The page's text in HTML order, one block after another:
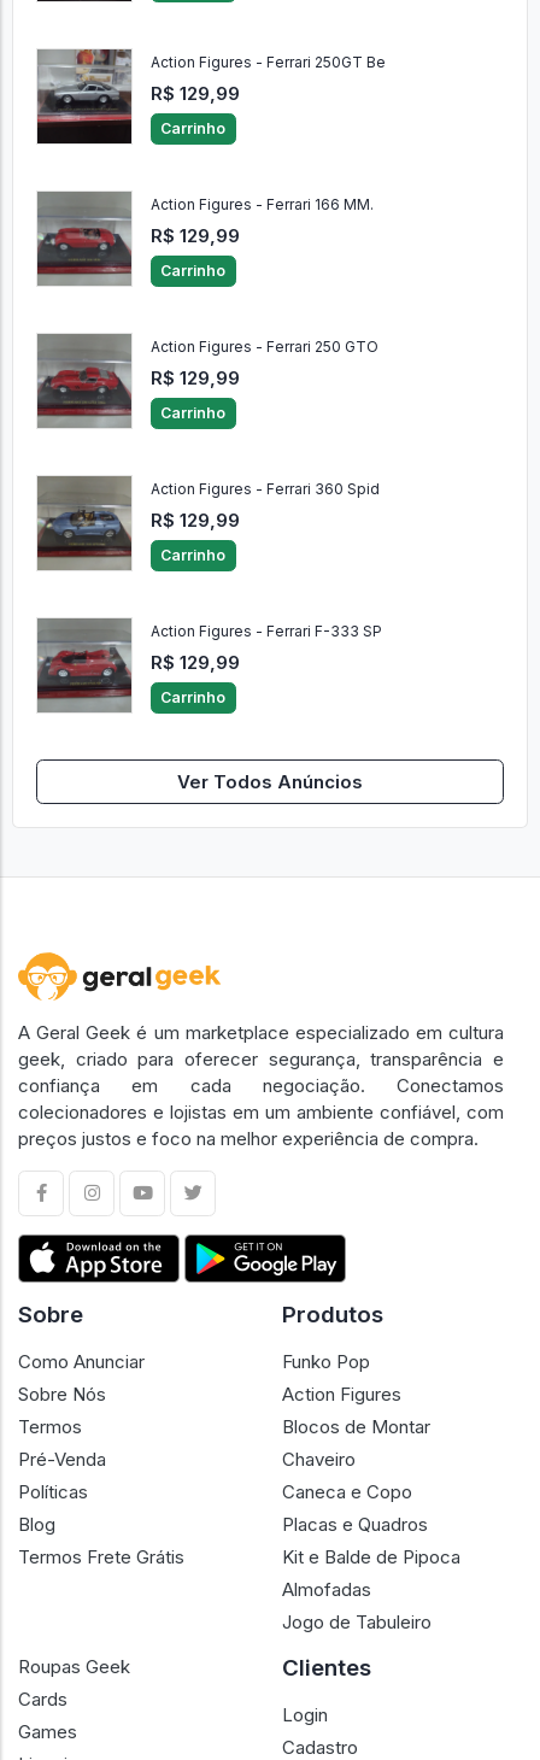
Action Figures - Ferrari 250GT Be
R$ 129,99
Carrinho
Action Figures - Ferrari 166 MM.
R$ 129,99
Carrinho
Action Figures - Ferrari 250 GTO
R$ 129,99
Carrinho
Action Figures - Ferrari 360 Spid
R$ 129,99
Carrinho
Action Figures - Ferrari F-333 SP
R$ 129,99
Carrinho
Ver Todos Anúncios
A Geral Geek é um marketplace especializado em cultura
geek, criado para oferecer segurança, transparência e
confiança em cada negociação. Conectamos
colecionadores e lojistas em um ambiente confiável, com
preços justos e foco na melhor experiência de compra.
Sobre
Como Anunciar
Sobre Nós
Termos
Pré-Venda
Políticas
Blog
Termos Frete Grátis
Produtos
Funko Pop
Action Figures
Blocos de Montar
Chaveiro
Caneca e Copo
Placas e Quadros
Kit e Balde de Pipoca
Almofadas
Jogo de Tabuleiro
Roupas Geek
Cards
Games
Clientes
Login
Cadastro